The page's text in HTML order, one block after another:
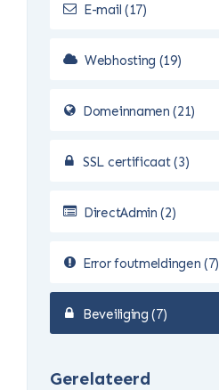
E-mail (17)
Webhosting (19)
Domeinnamen (21)
SSL certificaat (3)
DirectAdmin (2)
Error foutmeldingen (7)
Beveiliging (7)
Gerelateerd